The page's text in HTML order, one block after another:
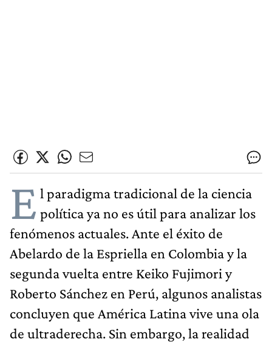
E l paradigma tradicional de la ciencia
política ya no es útil para analizar los
fenómenos actuales. Ante el éxito de
Abelardo de la Espriella en Colombia y la
segunda vuelta entre Keiko Fujimori y
Roberto Sánchez en Perú, algunos analistas
concluyen que América Latina vive una ola
de ultraderecha. Sin embargo, la realidad